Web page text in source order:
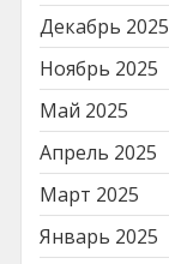
Декабрь 2025
Ноябрь 2025
Май 2025
Апрель 2025
Март 2025
Январь 2025